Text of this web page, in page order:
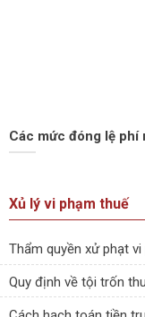
Các mức đóng lệ phí
Xủ lý vi phạm thuế
Thẩm quyền xử phạt
Quy định về tội trốn